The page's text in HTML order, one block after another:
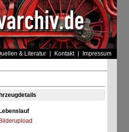
& Literatur Kontakt Impressum
Lebenslauf
Bilderupload